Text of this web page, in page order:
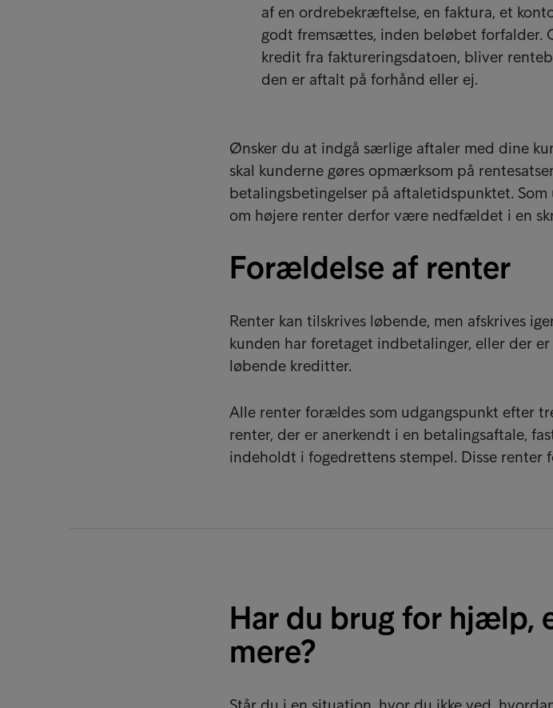
af en ordrebekræftelse, en faktura, et
godt fremsættes, inden beløbet forfalder.
kredit fra faktureringsdatoen, bliver
den er aftalt på forhånd eller ej.
Ønsker du at indgå særlige aftaler med dine
skal kunderne gøres opmærksom på
betalingsbetingelser på aftaletidspunktet.
om højere renter derfor være nedfældet i en
Forældelse af renter
Renter kan tilskrives løbende, men afskrives
kunden har foretaget indbetalinger, eller der
løbende kreditter.
Alle renter forældes som udgangspunkt efter
renter, der er anerkendt i en betalingsaftale,
indeholdt i fogedrettens stempel. Disse renter
Har du brug for hjælp,
mere?